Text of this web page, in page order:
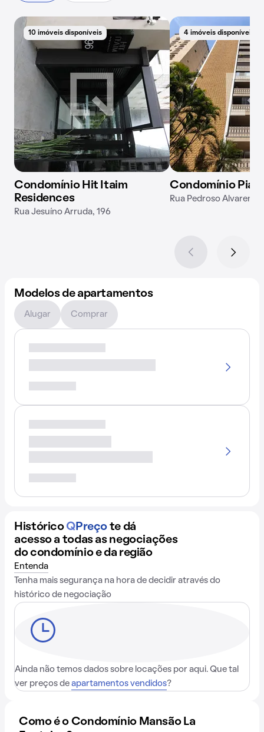
10 imóveis disponíveis
Condomínio Hit Itaim
Residences
Rua Jesuíno Arruda, 196
4 imóveis disponíveis
Condomínio
Rua Pedroso Alvarenga,
Modelos de apartamentos
Alugar Comprar
Histórico QPreço te dá
acesso a todas as negociações
do condomínio e da região
Entenda
Tenha mais segurança na hora de decidir através do
histórico de negociação
Ainda não temos dados sobre locações por aqui. Que tal
ver preços de apartamentos vendidos?
Como é o Condomínio Mansão La